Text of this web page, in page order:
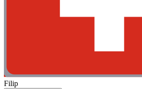
Filip